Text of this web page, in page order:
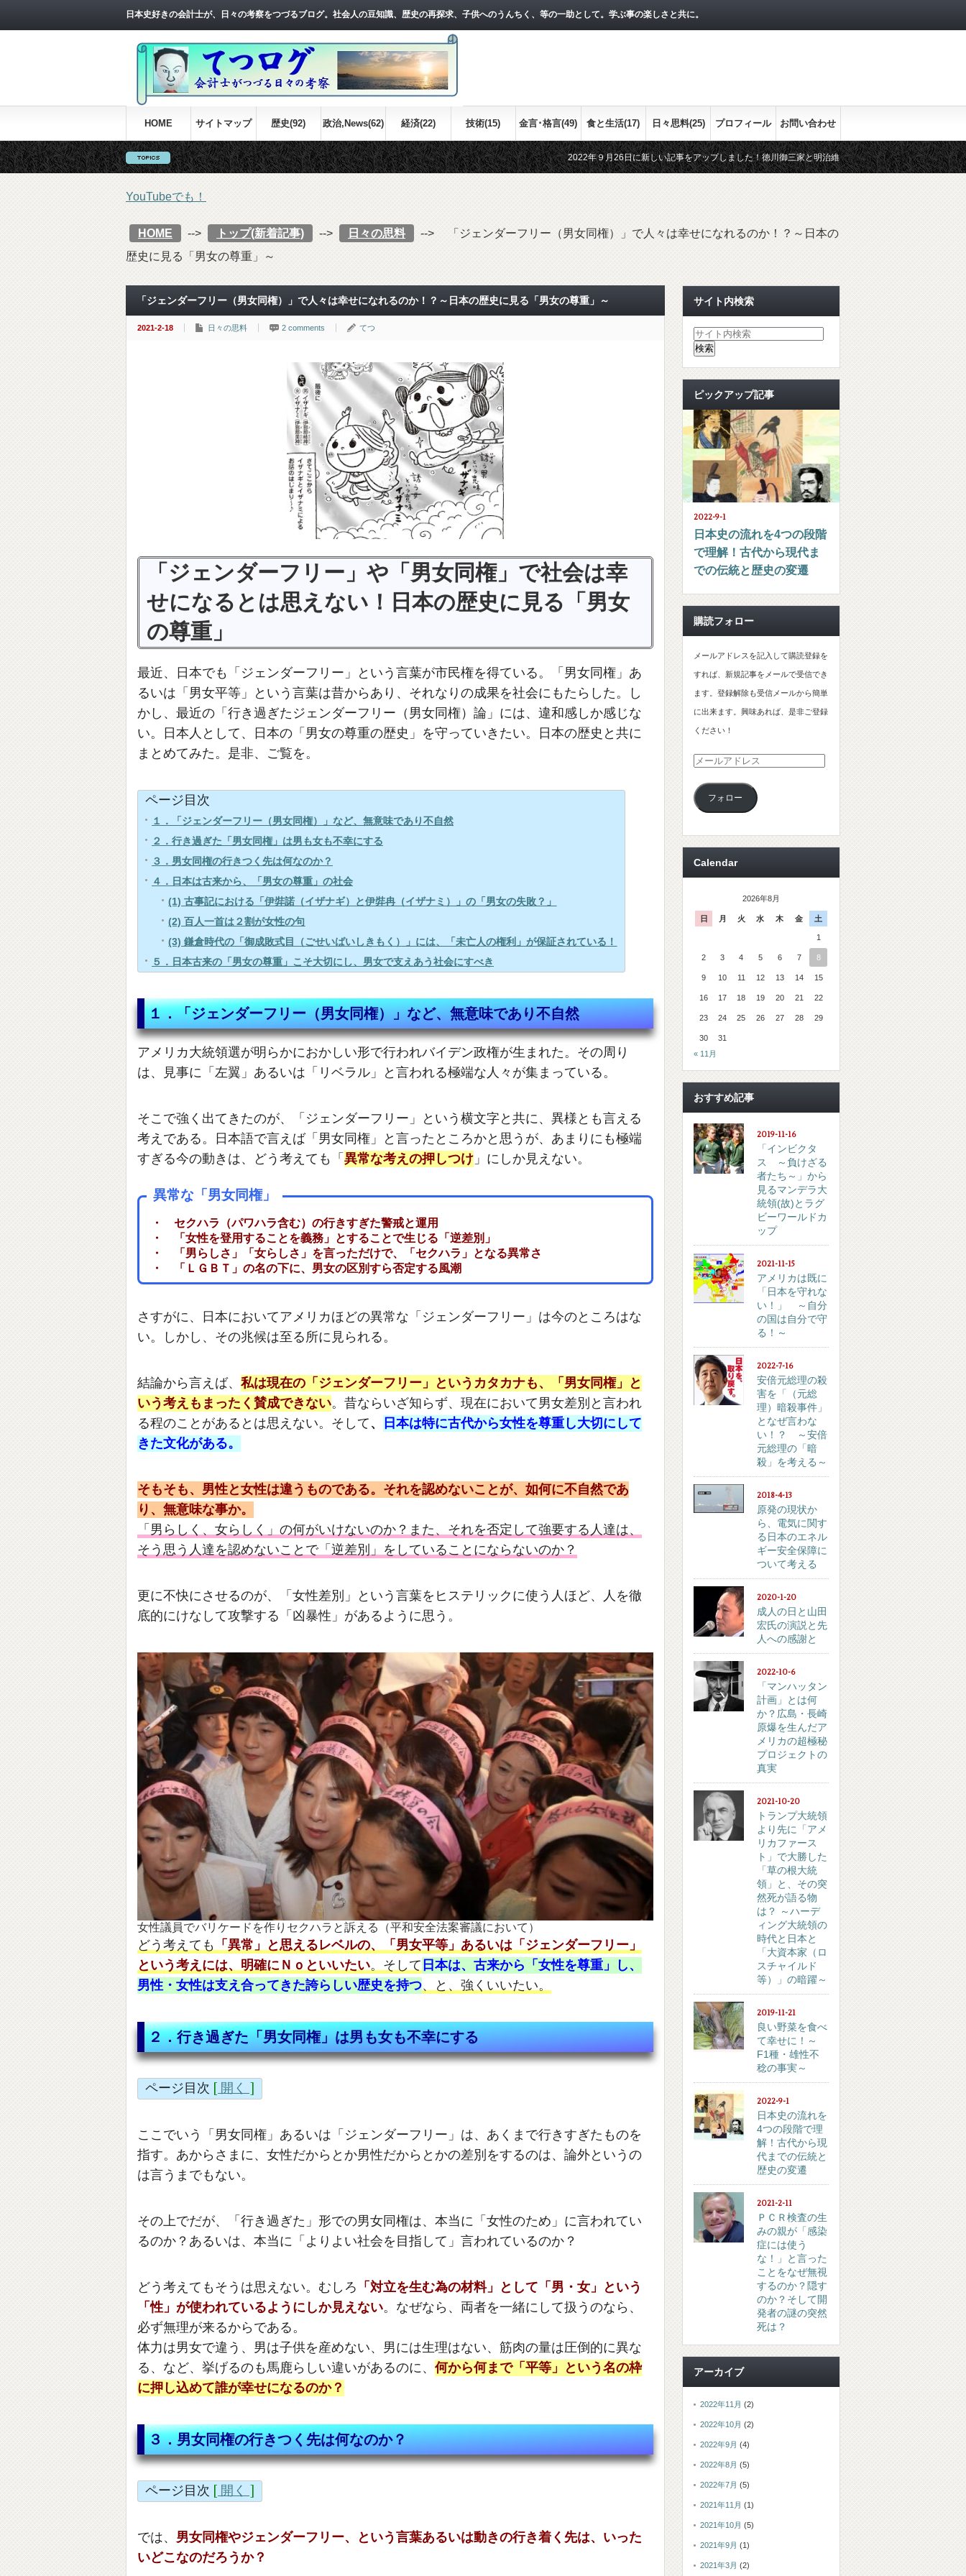
日本史好きの会計士が、日々の考察をつづるブログ。社会人の豆知識、歴史の再探求、子供へのうんちく、等の一助として。学ぶ事の楽しさと共に。
HOME サイトマップ 歴史(92) 政治,News(62) 経済(22) 技術(15) 金言･格言(49) 食と生活(17) 日々思料(25) プロフィール お問い合わせ
2022年９月26日に新しい記事をアップしました！徳川御三家と明治維新との関わりをまとめます。最終回の今回は、
江戸時代の世界情勢について、おおまかな流れをシリーズで！
経済指標として押さえておきたい３つの経
YouTubeでも！
HOME --> トップ(新着記事) --> 日々の思料 -->
「ジェンダーフリー（男女同権）」で人々は幸せになれるのか！？～日本の
歴史に見る「男女の尊重」～
「ジェンダーフリー（男女同権）」で人々は幸せになれるのか！？～日本の歴史に見る「男女の尊重」～
2021-2-18 日々の思料 2 comments てつ
「ジェンダーフリー」や「男女同権」で社会は幸
せになるとは思えない！日本の歴史に見る「男女
の尊重」
最近、日本でも「ジェンダーフリー」という言葉が市民権を得ている。「男女同権」あ
るいは「男女平等」という言葉は昔からあり、それなりの成果を社会にもたらした。し
かし、最近の「行き過ぎたジェンダーフリー（男女同権）論」には、違和感しか感じな
い。日本人として、日本の「男女の尊重の歴史」を守っていきたい。日本の歴史と共に
まとめてみた。是非、ご覧を。
ページ目次
１．「ジェンダーフリー（男女同権）」など、無意味であり不自然
２．行き過ぎた「男女同権」は男も女も不幸にする
３．男女同権の行きつく先は何なのか？
４．日本は古来から、「男女の尊重」の社会
(1) 古事記における「伊弉諾（イザナギ）と伊弉冉（イザナミ）」の「男女の失敗？」
(2) 百人一首は２割が女性の句
(3) 鎌倉時代の「御成敗式目（ごせいばいしきもく）」には、「未亡人の権利」が保証されている！
５．日本古来の「男女の尊重」こそ大切にし、男女で支えあう社会にすべき
１．「ジェンダーフリー（男女同権）」など、無意味であり不自然
アメリカ大統領選が明らかにおかしい形で行われバイデン政権が生まれた。その周り
は、見事に「左翼」あるいは「リベラル」と言われる極端な人々が集まっている。
そこで強く出てきたのが、「ジェンダーフリー」という横文字と共に、異様とも言える
考えである。日本語で言えば「男女同権」と言ったところかと思うが、あまりにも極端
すぎる今の動きは、どう考えても「 異常な考えの押しつけ 」にしか見えない。
異常な「男女同権」
・ セクハラ（パワハラ含む）の行きすぎた警戒と運用
・ 「女性を登用することを義務」とすることで生じる「逆差別」
・ 「男らしさ」「女らしさ」を言っただけで、「セクハラ」となる異常さ
・ 「ＬＧＢＴ」の名の下に、男女の区別すら否定する風潮
さすがに、日本においてアメリカほどの異常な「ジェンダーフリー」は今のところはな
い。しかし、その兆候は至る所に見られる。
結論から言えば、 私は現在の「ジェンダーフリー」というカタカナも、「男女同権」と
いう考えもまったく賛成できない。昔ならいざ知らず、現在において男女差別と言われ
る程のことがあるとは思えない。そして、
日本は特に古代から女性を尊重し大切にして
きた文化がある。
そもそも、男性と女性は違うものである。それを認めないことが、如何に不自然であ
り、無意味な事か。
「男らしく、女らしく」の何がいけないのか？また、それを否定して強要する人達は、
そう思う人達を認めないことで「逆差別」をしていることにならないのか？
更に不快にさせるのが、「女性差別」という言葉をヒステリックに使う人ほど、人を徹
底的にけなして攻撃する「凶暴性」があるように思う。
女性議員でバリケードを作りセクハラと訴える（平和安全法案審議において）
どう考えても 「異常」と思えるレベルの、「男女平等」あるいは「ジェンダーフリー」
という考えには、明確にＮｏといいたい。そして 日本は、古来から「女性を尊重」し、
男性・女性は支え合ってきた誇らしい歴史を持つ、と、強くいいたい。
２．行き過ぎた「男女同権」は男も女も不幸にする
ページ目次 [ 開く ]
ここでいう「男女同権」あるいは「ジェンダーフリー」は、あくまで行きすぎたものを
指す。あからさまに、女性だからとか男性だからとかの差別をするのは、論外というの
は言うまでもない。
その上でだが、「行き過ぎた」形での男女同権は、本当に「女性のため」に言われてい
るのか？あるいは、本当に「よりよい社会を目指して」言われているのか？
どう考えてもそうは思えない。むしろ 「対立を生む為の材料」として「男・女」という
「性」が使われているようにしか見えない。なぜなら、両者を一緒にして扱うのなら、
必ず無理が来るからである。
体力は男女で違う、男は子供を産めない、男には生理はない、筋肉の量は圧倒的に異な
る、など、挙げるのも馬鹿らしい違いがあるのに、 何から何まで「平等」という名の枠
に押し込めて誰が幸せになるのか？
３．男女同権の行きつく先は何なのか？
ページ目次 [ 開く ]
では、 男女同権やジェンダーフリー、という言葉あるいは動きの行き着く先は、いった
いどこなのだろうか？
サイト内検索
ピックアップ記事
2022-9-1
日本史の流れを4つの段階
で理解！古代から現代ま
での伝統と歴史の変遷
購読フォロー
メールアドレスを記入して購読登録を
すれば、新規記事をメールで受信でき
ます。登録解除も受信メールから簡単
に出来ます。興味あれば、是非ご登録
ください！
メ
ル
ド
フォロー
Calendar
2026年8月
日 月 火 水 木 金 土
1
2 3 4 5 6 7 8
9 10 11 12 13 14 15
16 17 18 19 20 21 22
23 24 25 26 27 28 29
30
31
« 11月
おすすめ記事
2019-11-16
「インビクタ
ス ～負けざる
者たち～」から
見るマンデラ大
統領(故)とラグ
ビーワールドカ
ップ
2021-11-15
アメリカは既に
「日本を守れな
い！」 ～自分
の国は自分で守
る！～
2022-7-16
安倍元総理の殺
害を「（元総
理）暗殺事件」
となぜ言わな
い！？ ～安倍
元総理の「暗
殺」を考える～
2018-4-13
原発の現状か
ら、電気に関す
る日本のエネル
ギー安全保障に
ついて考える
2020-1-20
成人の日と山田
宏氏の演説と先
人への感謝と
2022-10-6
「マンハッタン
計画」とは何
か？広島・長崎
原爆を生んだア
メリカの超極秘
プロジェクトの
真実
2021-10-20
トランプ大統領
より先に「アメ
リカファース
ト」で大勝した
「草の根大統
領」と、その突
然死が語る物
は？ ～ハーデ
ィング大統領の
時代と日本と
「大資本家（ロ
スチャイルド
等）」の暗躍～
2019-11-21
良い野菜を食べ
て幸せに！～
F1種・雄性不
稔の事実～
2022-9-1
日本史の流れを
4つの段階で理
解！古代から現
代までの伝統と
歴史の変遷
2021-2-11
ＰＣＲ検査の生
みの親が「感染
症には使う
な！」と言った
ことをなぜ無視
するのか？隠す
のか？そして開
発者の謎の突然
死は？
アーカイブ
2022年11月 (2)
2022年10月 (2)
2022年9月 (4)
2022年8月 (5)
2022年7月 (5)
2021年11月 (1)
2021年10月 (5)
2021年9月 (1)
2021年3月 (2)